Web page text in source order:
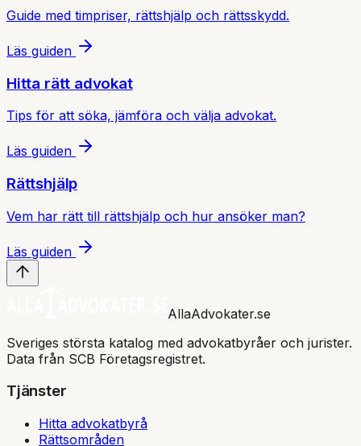
Guide med timpriser, rättshjälp och rättsskydd.
Läs guiden
Hitta rätt advokat
Tips för att söka, jämföra och välja advokat.
Läs guiden
Rättshjälp
Vem har rätt till rättshjälp och hur ansöker man?
Läs guiden
AllaAdvokater.se
Sveriges största katalog med advokatbyråer och jurister.
Data från SCB Företagsregistret.
Tjänster
Hitta advokatbyrå
Rättsområden